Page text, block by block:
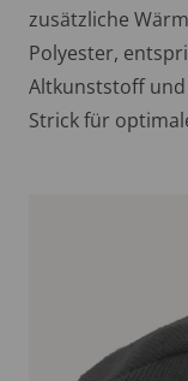
zusätzliche
Polyester,
Altkunststoff
Strick für